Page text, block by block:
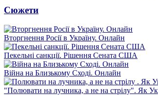
Сюжети
Вторгнення Росії в Україну. Онлайн
Пекельні санкції. Рішення Сената США
Війна на Близькому Сході. Онлайн
"Полювати на лучника, а не на стрілу". Як